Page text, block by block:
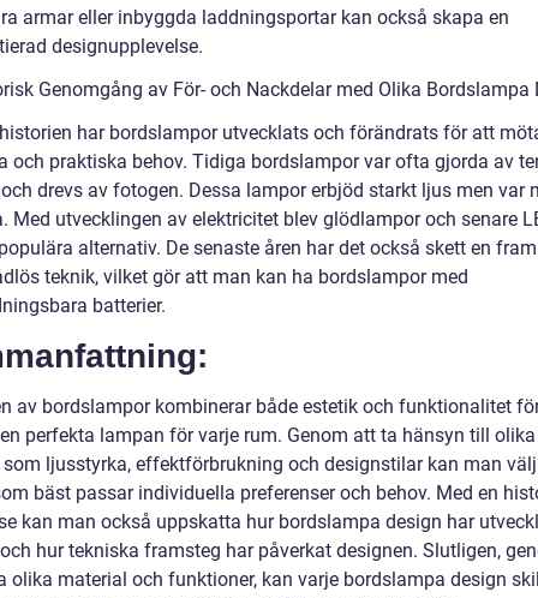
armar eller inbyggda laddningsportar kan också skapa en
designupplevelse.
Genomgång av För- och Nackdelar med Olika Bordslampa
har bordslampor utvecklats och förändrats för att
och praktiska behov. Tidiga bordslampor var ofta gjorda av
drevs av fotogen. Dessa lampor erbjöd starkt ljus men var
Med utvecklingen av elektricitet blev glödlampor och senare
alternativ. De senaste åren har det också skett en
teknik, vilket gör att man kan ha bordslampor med
batterier.
av bordslampor kombinerar både estetik och funktionalitet
perfekta lampan för varje rum. Genom att ta hänsyn till olika
ljusstyrka, effektförbrukning och designstilar kan man
bäst passar individuella preferenser och behov. Med en
kan man också uppskatta hur bordslampa design har
hur tekniska framsteg har påverkat designen. Slutligen,
olika material och funktioner, kan varje bordslampa design